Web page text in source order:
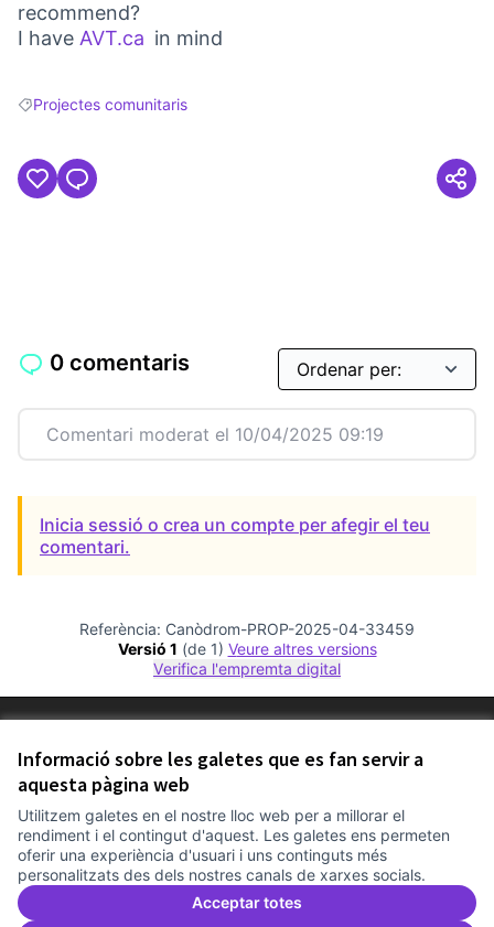
Informació sobre les galetes que es fan servir a
aquesta pàgina web
Utilitzem galetes en el nostre lloc web per a millorar el
rendiment i el contingut d'aquest. Les galetes ens permeten
oferir una experiència d'usuari i uns continguts més
personalitzats des dels nostres canals de xarxes socials.
Acceptar totes
recommend?
I have AVT.ca in mind
Resultats en filtrar per: Projectes comunitaris
Projectes comunitaris
0 comentaris
Comentari moderat el 10/04/2025 09:19
Inicia sessió o crea un compte per afegir el teu
comentari.
Referència: Canòdrom-PROP-2025-04-33459
Versió 1 (de 1)
veure altres versions
Verifica l'empremta digital
Configuració de les galetes
Comunitat Canòdrom a Facebook
(Link externo)
Comunitat Canòdrom a Instagram
(Link externo)
Comunitat Canòdrom a YouTube
(Link externo)
Català
Triar la llenguaElegir el idioma
(Link externo)
Web creada amb programari lliure
(Link externo)
.